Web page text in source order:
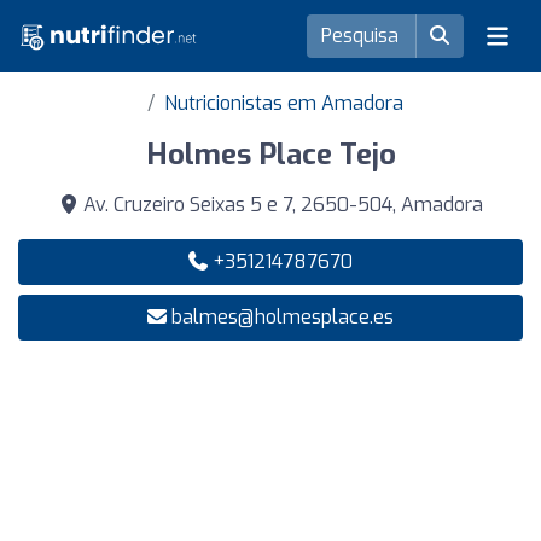
Nutricionistas em Amadora
Holmes Place Tejo
Av. Cruzeiro Seixas 5 e 7, 2650-504, Amadora
+351214787670
balmes@holmesplace.es